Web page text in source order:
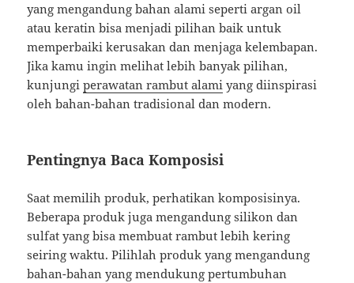
yang mengandung bahan alami seperti argan oil
atau keratin bisa menjadi pilihan baik untuk
memperbaiki kerusakan dan menjaga kelembapan.
Jika kamu ingin melihat lebih banyak pilihan,
kunjungiperawatan rambut alami yang diinspirasi
oleh bahan-bahan tradisional dan modern.
Pentingnya Baca Komposisi
Saat memilih produk, perhatikan komposisinya.
Beberapa produk juga mengandung silikon dan
sulfat yang bisa membuat rambut lebih kering
seiring waktu. Pilihlah produk yang mengandung
bahan-bahan yang mendukung pertumbuhan